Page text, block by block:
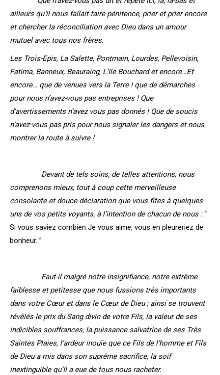
ailleurs qu’il nous fallait faire pénitence, prier et prier encore
et chercher la réconciliation avec Dieu dans un amour
mutuel avec tous nos frères.
Les Trois-Epis, La Salette, Pontmain, Lourdes, Pellevoisin,
Fatima, Banneux, Beauraing, L’Ile Bouchard et encore…Et
encore… que de venues vers la Terre ! que de démarches
pour nous n’avez-vous pas entreprises ! Que
d’avertissements n’avez vous pas donnés ! Que de soucis
n’avez-vous pas pris pour nous signaler les dangers et nous
montrer la route à suivre !
Devant de tels soins, de telles attentions, nous
comprenons mieux, tout à coup cette merveilleuse
consolante et douce déclaration que vous fîtes à quelques-
uns de vos petits voyants, à l’intention de chacun de nous :“
Si vous saviez combien Je vous aime, vous en pleureriez de
bonheur. ”
Faut-il malgré notre insignifiance, notre extrême
faiblesse et petitesse que nous fussions très importants
dans votre Cœur et dans le Cœur de Dieu ; ainsi se trouvent
révélés le prix du Sang divin de votre Fils, la valeur de ses
indicibles souffrances, la puissance salvatrice de ses Très
Saintes Plaies, l’ardeur inouïe que ce Fils de l’homme et Fils
de Dieu a mis dans son suprême sacrifice, la soif
inextinguible qu’Il a eue de tous nous racheter.